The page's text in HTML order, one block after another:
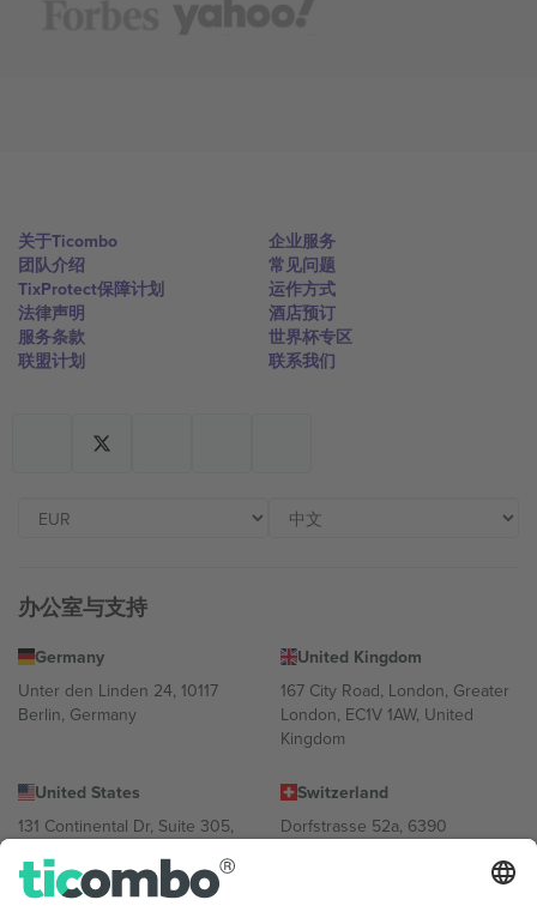
关于Ticombo
团队介绍
TixProtect保障计划
法律声明
服务条款
联盟计划
企业服务
常见问题
运作方式
酒店预订
世界杯专区
联系我们
办公室与支持
Germany
Unter den Linden 24, 10117
Berlin, Germany
United Kingdom
167 City Road, London, Greater
London, EC1V 1AW, United
Kingdom
United States
131 Continental Dr, Suite 305,
States
Switzerland
Dorfstrasse 52a, 6390